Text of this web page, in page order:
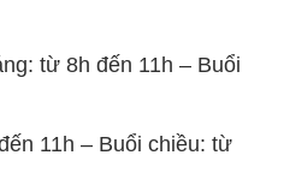
từ 8h đến 11h – Buổi
11h – Buổi chiều: từ